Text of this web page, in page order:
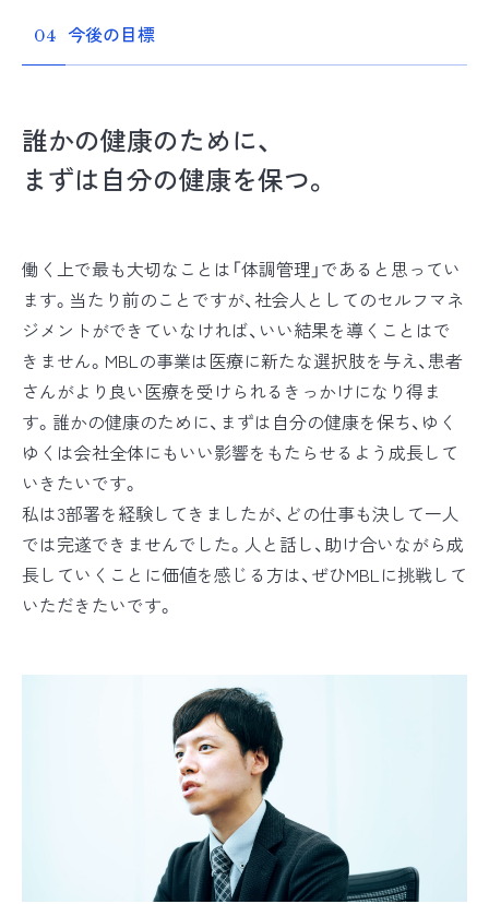
04 今後の目標
誰かの健康のために、
まずは自分の健康を保つ。
働く上で最も大切なことは「体調管理」であると思ってい
ます。当たり前のことですが、社会人としてのセルフマネ
ジメントができていなければ、いい結果を導くことはで
きません。MBLの事業は医療に新たな選択肢を与え、患者
さんがより良い医療を受けられるきっかけになり得ま
す。誰かの健康のために、まずは自分の健康を保ち、ゆく
ゆくは会社全体にもいい影響をもたらせるよう成長して
いきたいです。
私は3部署を経験してきましたが、どの仕事も決して一人
では完遂できませんでした。人と話し、助け合いながら成
長していくことに価値を感じる方は、ぜひMBLに挑戦して
いただきたいです。